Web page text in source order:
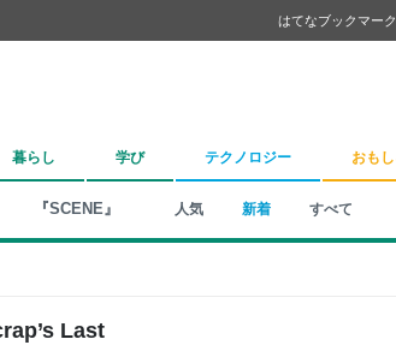
はてなブックマー
暮らし 学び テクノロジー おも
『SCENE』 人気 新着 すべて
Last